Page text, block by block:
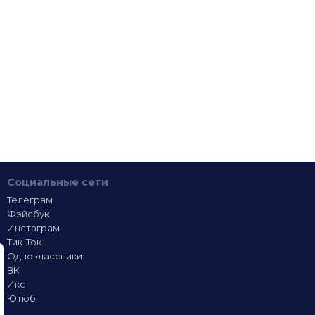
Социальные сети
Телеграм
Фэйсбук
Инстаграм
Тик-Ток
Одноклассники
ВК
Икс
Ютюб